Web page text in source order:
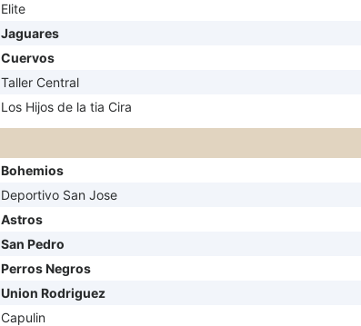
Elite
Jaguares
Cuervos
Taller Central
Los Hijos de la tia Cira
Bohemios
Deportivo San Jose
Astros
San Pedro
Perros Negros
Union Rodriguez
Capulin